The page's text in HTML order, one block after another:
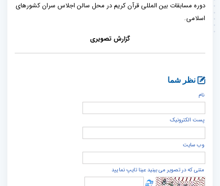
دوره مسابقات بین المللی قرآن کریم در محل سالن اجلاس سران کشورهای
اسلامی.
گزارش تصویری
نظر شما
نام
پست الكترونيک
وب سایت
متنی که در تصویر می بینید عینا تایپ نمایید